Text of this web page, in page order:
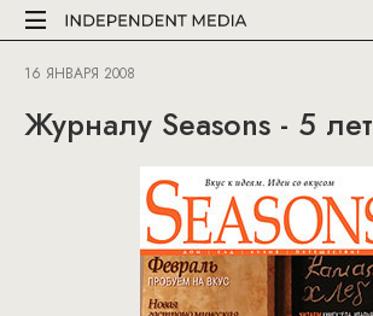
16 ЯНВАРЯ 2008
Журналу Seasons - 5 лет